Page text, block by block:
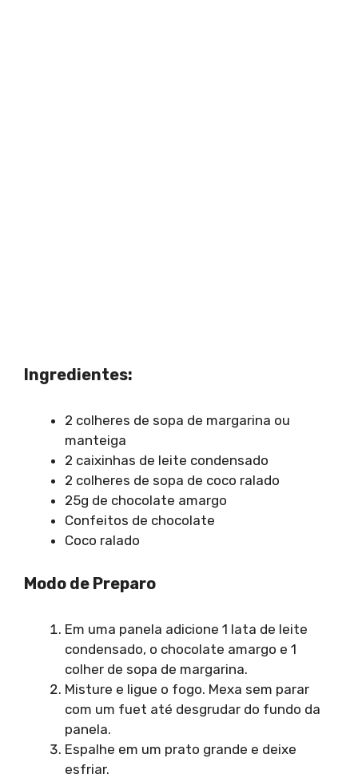
Ingredientes:
2 colheres de sopa de margarina ou
manteiga
2 caixinhas de leite condensado
2 colheres de sopa de coco ralado
25g de chocolate amargo
Confeitos de chocolate
Coco ralado
Modo de Preparo
Em uma panela adicione 1 lata de leite
condensado, o chocolate amargo e 1
colher de sopa de margarina.
Misture e ligue o fogo. Mexa sem parar
com um fuet até desgrudar do fundo da
panela.
Espalhe em um prato grande e deixe
esfriar.